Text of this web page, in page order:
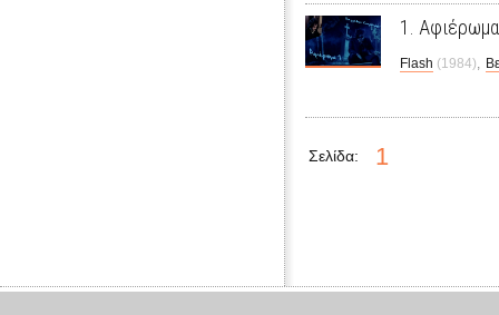
1.
Flash (1984)
Σελίδα: 1